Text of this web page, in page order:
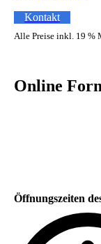
Kontakt
Alle Preise inkl. 19 %
Online
Öffnungszeiten